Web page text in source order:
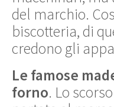
del marchio.
biscotteria, di
credono gli
Le famose
forno. Lo